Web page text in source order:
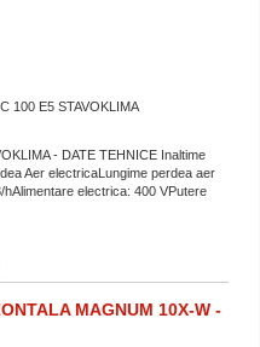
100 E5 STAVOKLIMA
- DATE TEHNICE Inaltime
Aer electricaLungime perdea aer
electrica: 400 VPutere
MAGNUM 10X-W -